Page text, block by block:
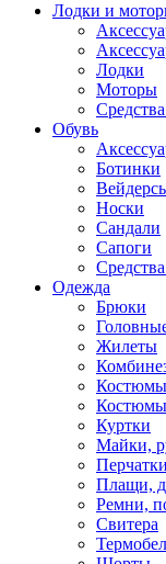
Лодки и
Лодки
Моторы
Обувь
Ботинки
Носки
Сандали
Сапоги
Одежда
Брюки
Жилеты
Костюмы
Куртки
Майки,
Перчатки
Плащи,
Ремни,
Свитера